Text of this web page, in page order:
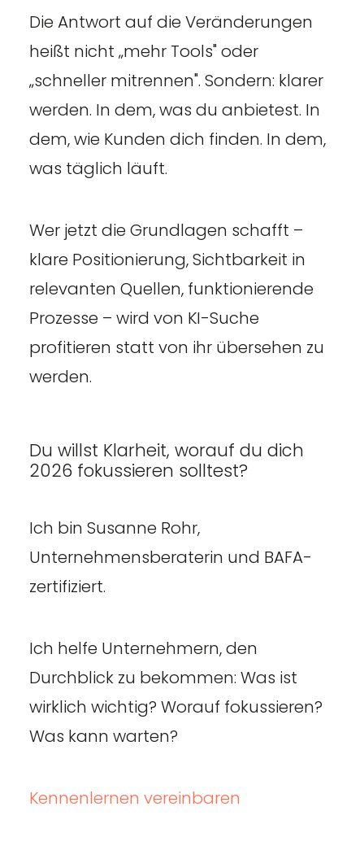
Die Antwort auf die Veränderungen
heißt nicht „mehr Tools" oder
„schneller mitrennen". Sondern: klarer
werden. In dem, was du anbietest. In
dem, wie Kunden dich finden. In dem,
was täglich läuft.
Wer jetzt die Grundlagen schafft –
klare Positionierung, Sichtbarkeit in
relevanten Quellen, funktionierende
Prozesse – wird von KI-Suche
profitieren statt von ihr übersehen zu
werden.
Du willst Klarheit, worauf du dich
2026 fokussieren solltest?
Ich bin Susanne Rohr,
Unternehmensberaterin und BAFA-
zertifiziert.
Ich helfe Unternehmern, den
Durchblick zu bekommen: Was ist
wirklich wichtig? Worauf fokussieren?
Was kann warten?
Kennenlernen vereinbaren